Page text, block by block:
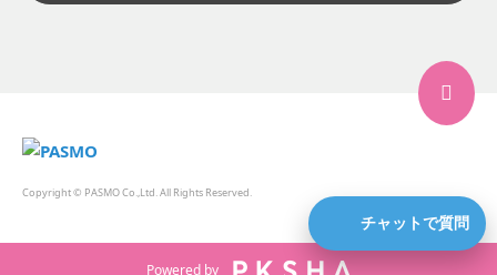
チャットで質問
Copyright © PASMO Co.,Ltd. All Rights Reserved.
Powered by